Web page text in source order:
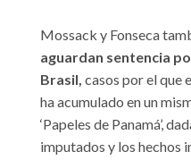
Mossack y Fonseca
aguardan sentencia
Brasil, casos por el que
ha acumulado en un
‘Papeles de Panamá’,
imputados y los hechos